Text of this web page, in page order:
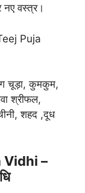
नए वस्त्र।
Puja
चूड़ा, कुमकुम,
श्रीफल,
शहद ,दूध
Vidhi –